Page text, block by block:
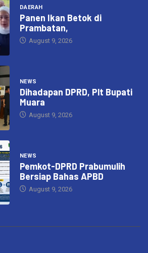
DAERAH
Panen Ikan Betok di
Prambatan,
August 9, 2026
NEWS
Dihadapan DPRD, Plt Bupati
Muara
August 9, 2026
NEWS
Pemkot-DPRD Prabumulih
Bersiap Bahas APBD
August 9, 2026